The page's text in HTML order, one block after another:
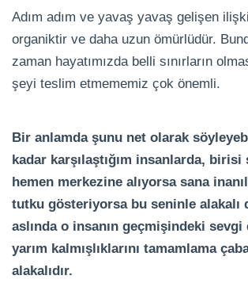
Adım adım ve yavaş yavaş gelişen
organiktir ve daha uzun ömürlüdür.
zaman hayatımızda belli sınırların
şeyi teslim etmememiz çok önemli.
Bir anlamda şunu net olarak
kadar karşılaştığım insanlarda, birisi
hemen merkezine alıyorsa sana
tutku gösteriyorsa bu seninle alakalı
aslında o insanın geçmişindeki
yarım kalmışlıklarını tamamlama
alakalıdır.